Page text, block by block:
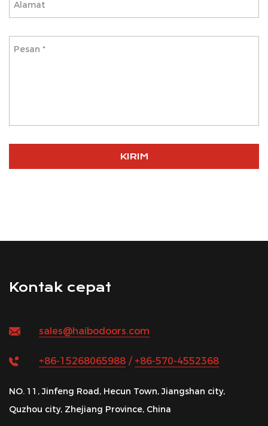
Kontak cepat
sales@haibodoors.com
+86-15268065988 / +86-570-4552368
NO. 11, Jinfeng Road, Hecun Town, Jiangshan city,
Quzhou city, Zhejiang Province, China